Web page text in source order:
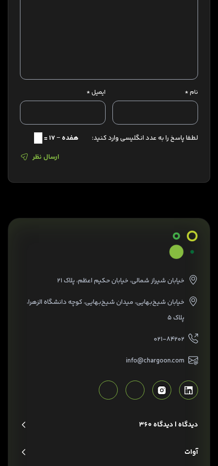
نام* ایمیل*
لطفا پاسخ را به عدد انگلیسی وارد کنید:
هفده − 17 =
ارسال نظر
خیابان شیراز شمالی، خیابان حکیم اعظم، پلاک ۲۱
خیابان شیخ‌بهایی، میدان شیخ‌بهایی، کوچه دانشگاه الزهرا،
پلاک ۵
۰۲۱-۸۴۲۰۲
info@chargoon.com
دیدگاه | دیدگاه 360
آوات